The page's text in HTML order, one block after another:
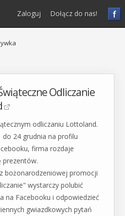
f
Zaloguj Dołącz do nas!
Odliczanie
odliczaniu Lottoland.
do 24 grudnia na profilu
firma rozdaje
prezentów.
bożonarodzeniowej promocji
wystarczy polubić
na Facebooku i odpowiedzieć
gwiazdkowych pytań